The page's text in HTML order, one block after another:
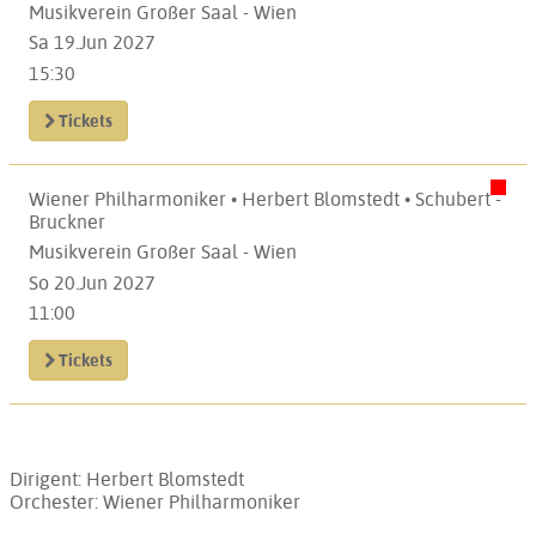
Musikverein Großer Saal - Wien
Sa 19.Jun 2027
15:30
Tickets
Wiener Philharmoniker • Herbert Blomstedt • Schubert -
Bruckner
Musikverein Großer Saal - Wien
So 20.Jun 2027
11:00
Tickets
Dirigent: Herbert Blomstedt
Orchester: Wiener Philharmoniker